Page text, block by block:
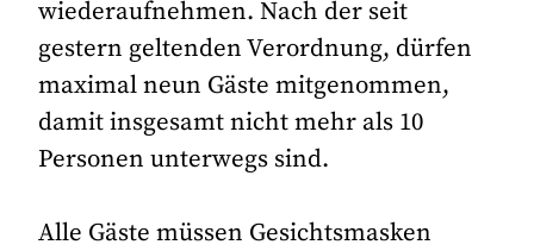
wiederaufnehmen. Nach der seit
gestern geltenden Verordnung, dürfen
maximal neun Gäste mitgenommen,
damit insgesamt nicht mehr als 10
Personen unterwegs sind.
Alle Gäste müssen Gesichtsmasken